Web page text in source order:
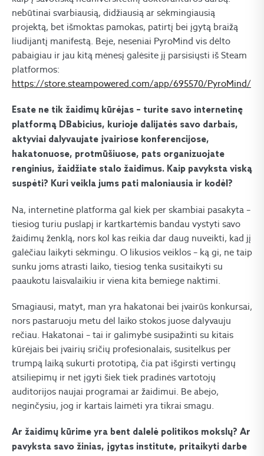
nebūtinai svarbiausią, didžiausią ar sėkmingiausią
projektą, bet išmoktas pamokas, patirtį bei įgytą braižą
liudijantį manifestą. Beje, neseniai PyroMind vis dėlto
pabaigiau ir jau kitą mėnesį galėsite jį parsisiųsti iš Steam
platformos:
https://store.steampowered.com/app/695570/PyroMind/
Esate ne tik žaidimų kūrėjas – turite savo internetinę
platformą DBabicius, kurioje dalijatės savo darbais,
aktyviai dalyvaujate įvairiose konferencijose,
hakatonuose, protmūšiuose, pats organizuojate
renginius, žaidžiate stalo žaidimus. Kaip pavyksta viską
suspėti? Kuri veikla jums pati maloniausia ir kodėl?
Na, internetinė platforma gal kiek per skambiai pasakyta –
tiesiog turiu puslapį ir kartkartėmis bandau vystyti savo
žaidimų ženklą, nors kol kas reikia dar daug nuveikti, kad jį
galėčiau laikyti sėkmingu. O likusios veiklos – ką gi, ne taip
sunku joms atrasti laiko, tiesiog tenka susitaikyti su
paaukotu laisvalaikiu ir viena kita bemiege naktimi.
Smagiausi, matyt, man yra hakatonai bei įvairūs konkursai,
nors pastaruoju metu dėl laiko stokos juose dalyvauju
rečiau. Hakatonai – tai ir galimybė susipažinti su kitais
kūrėjais bei įvairių sričių profesionalais, susitelkus per
trumpą laiką sukurti prototipą, čia pat išgirsti vertingų
atsiliepimų ir net įgyti šiek tiek pradinės vartotojų
auditorijos naujai programai ar žaidimui. Be abejo,
neginčysiu, jog ir kartais laimėti yra tikrai smagu.
Ar žaidimų kūrime yra bent dalelė politikos mokslų? Ar
pavyksta savo žinias, įgytas institute, pritaikyti darbe